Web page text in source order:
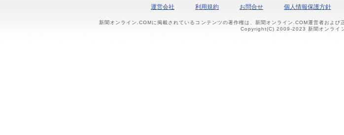
運営会社 利用規約 お問合せ 個人情報保護方針
新聞オンライン.COMに掲載されているコンテンツの著作権は、新聞オンライン.COM運営者およ
Copyright(C) 2009-2023 新聞オンライ